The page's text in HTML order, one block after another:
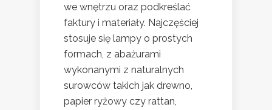
we wnętrzu oraz podkreślać
faktury i materiały. Najczęściej
stosuje się lampy o prostych
formach, z abażurami
wykonanymi z naturalnych
surowców takich jak drewno,
papier ryżowy czy rattan,